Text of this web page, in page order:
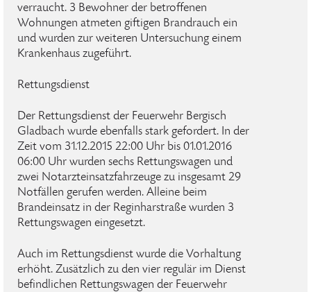
verraucht. 3 Bewohner der betroffenen
Wohnungen atmeten giftigen Brandrauch ein
und wurden zur weiteren Untersuchung einem
Krankenhaus zugeführt.
Rettungsdienst
Der Rettungsdienst der Feuerwehr Bergisch
Gladbach wurde ebenfalls stark gefordert. In der
Zeit vom 31.12.2015 22:00 Uhr bis 01.01.2016
06:00 Uhr wurden sechs Rettungswagen und
zwei Notarzteinsatzfahrzeuge zu insgesamt 29
Notfällen gerufen werden. Alleine beim
Brandeinsatz in der Reginharstraße wurden 3
Rettungswagen eingesetzt.
Auch im Rettungsdienst wurde die Vorhaltung
erhöht. Zusätzlich zu den vier regulär im Dienst
befindlichen Rettungswagen der Feuerwehr